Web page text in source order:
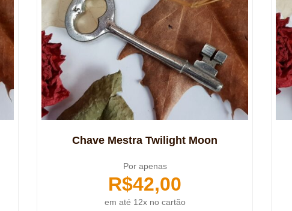
Chave Mestra Twilight Moon
Por apenas
R$42,00
em até 12x no cartão